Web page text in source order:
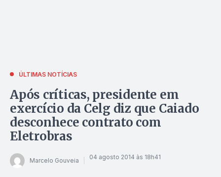
ÚLTIMAS NOTÍCIAS
Após críticas, presidente em
exercício da Celg diz que Caiado
desconhece contrato com
Eletrobras
Marcelo Gouveia 04 agosto 2014 às 18h41